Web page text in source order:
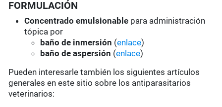
FORMULACIÓN
Concentrado emulsionable para administración
tópica por
baño de inmersión (enlace)
baño de aspersión (enlace)
Pueden interesarle también los siguientes artículos
generales en este sitio sobre los antiparasitarios
veterinarios: